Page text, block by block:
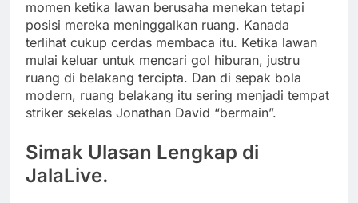
momen ketika lawan berusaha menekan tetapi
posisi mereka meninggalkan ruang. Kanada
terlihat cukup cerdas membaca itu. Ketika lawan
mulai keluar untuk mencari gol hiburan, justru
ruang di belakang tercipta. Dan di sepak bola
modern, ruang belakang itu sering menjadi tempat
striker sekelas Jonathan David “bermain”.
Simak Ulasan Lengkap di
JalaLive.